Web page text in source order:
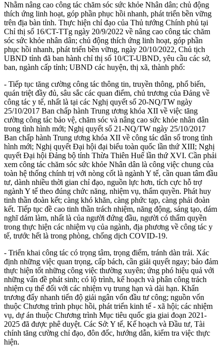
Nhằm nâng cao công tác chăm sóc sức khỏe Nhân dân; chủ động
thích ứng linh hoạt, góp phần phục hồi nhanh, phát triển bền vững
trên địa bàn tỉnh. Thực hiện chỉ đạo của Thủ tướng Chính phủ tại
Chỉ thị số 16/CT-TTg ngày 20/9/2022 về nâng cao công tác chăm
sóc sức khỏe nhân dân; chủ động thích ứng linh hoạt, góp phần
phục hồi nhanh, phát triển bền vững, ngày 20/10/2022, Chủ tịch
UBND tỉnh đã ban hành chỉ thị số 10/CT-UBND, yêu cầu các sở,
ban, ngành cấp tỉnh; UBND các huyện, thị xã, thành phố:
- Tiếp tục tăng cường công tác thông tin, truyền thông, phổ biến,
quán triệt đầy đủ, sâu sắc các quan điểm, chủ trương của Đảng về
công tác y tế, nhất là tại các Nghị quyết số 20-NQ/TW ngày
25/10/2017 Ban chấp hành Trung ương khóa XII về việc tăng
cường công tác bảo vệ, chăm sóc và nâng cao sức khỏe nhân dân
trong tình hình mới; Nghị quyết số 21-NQ/TW ngày 25/10/2017
Ban chấp hành Trung ương khóa XII về công tác dân số trong tình
hình mới; Nghị quyết Đại hội đại biểu toàn quốc lần thứ XIII; Nghị
quyết Đại hội Đảng bộ tỉnh Thừa Thiên Huế lần thứ XVI. Cần phải
xem công tác chăm sóc sức khỏe Nhân dân là công việc chung của
toàn hệ thống chính trị với nòng cốt là ngành Y tế, cần quan tâm đầu
tư, dành nhiều thời gian chỉ đạo, nguồn lực hơn, tích cực hỗ trợ
ngành Y tế theo đúng chức năng, nhiệm vụ, thẩm quyền. Phát huy
tinh thần đoàn kết; càng khó khăn, càng phức tạp, càng phải đoàn
kết. Tiếp tục đề cao tinh thần trách nhiệm, năng động, sáng tạo, dám
nghĩ dám làm, nhất là của người đứng đầu, người có thẩm quyền
trong thực hiện các nhiệm vụ của ngành, địa phương về công tác y
tế, trước hết là trong phòng, chống dịch COVID-19.
- Triển khai công tác có trọng tâm, trọng điểm, tránh dàn trải. Xác
định những việc quan trọng, cấp bách, cần giải quyết ngay; bảo đảm
thực hiện tốt những công việc thường xuyên; ứng phó hiệu quả với
những vấn đề phát sinh; có lộ trình, kế hoạch và phân công trách
nhiệm cụ thể đối với các nhiệm vụ trung hạn và dài hạn. Khẩn
trương đẩy nhanh tiến độ giải ngân vốn đầu tư công; nguồn vốn
thuộc Chương trình phục hồi, phát triển kinh tế - xã hội; các nhiệm
vụ, dự án thuộc Chương trình Mục tiêu quốc gia giai đoạn 2021-
2025 đã được phê duyệt. Các Sở: Y tế, Kế hoạch và Đầu tư, Tài
chính tăng cường chỉ đạo, đôn đốc, hướng dẫn, kiểm tra việc thực
hiện.